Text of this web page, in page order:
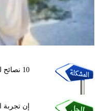
10 نصائح لتخطي الانفصال
إن